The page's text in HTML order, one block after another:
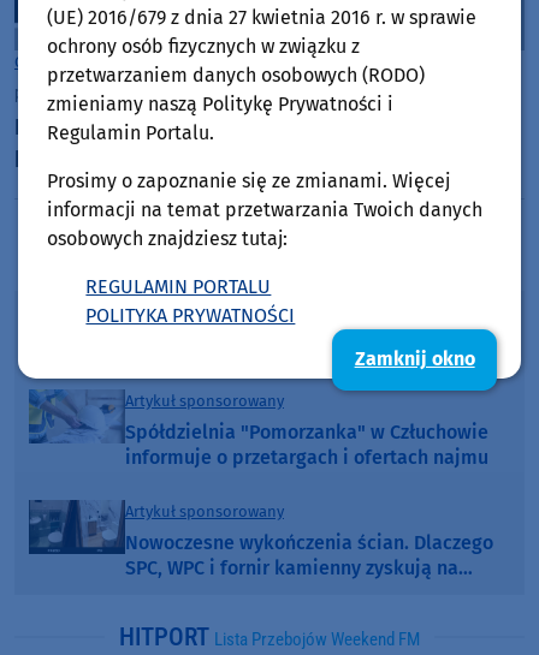
Gmina Kamień Krajeński
piątek, 26 czerwca 2026, 07:37
Ruszają Dni Kamienia Krajeńskiego. Główny
Mega lato z Weekend FM - poranny konkurs
Artykuł sponsorowany
Spółdzielnia "Pomorzanka" w Człuchowie
informuje o przetargach i ofertach najmu
Artykuł sponsorowany
Nowoczesne wykończenia ścian. Dlaczego
SPC, WPC i fornir kamienny zyskują na
HITPORT Lista Przebojów Weekend FM
(UE) 2016/679 z dnia 27 kwietnia 2016 r. w sprawie
ochrony osób fizycznych w związku z
przetwarzaniem danych osobowych (RODO)
zmieniamy naszą Politykę Prywatności i
Regulamin Portalu.
Prosimy o zapoznanie się ze zmianami. Więcej
informacji na temat przetwarzania Twoich danych
osobowych znajdziesz tutaj:
REGULAMIN PORTALU
POLITYKA PRYWATNOŚCI
Zamknij okno